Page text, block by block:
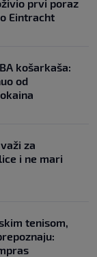
prvi poraz
Eintracht
košarkaša:
od
za
i ne mari
tenisom,